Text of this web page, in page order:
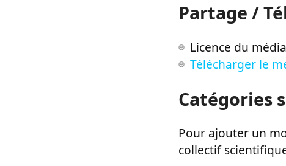
Partage /
Licence du
Télécharger le
Catégories
Pour ajouter un
collectif